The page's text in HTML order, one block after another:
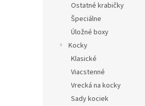
Ostatné krabičky
Špeciálne
Úložné boxy
Kocky
Klasické
Viacstenné
Vrecká na kocky
Sady kociek